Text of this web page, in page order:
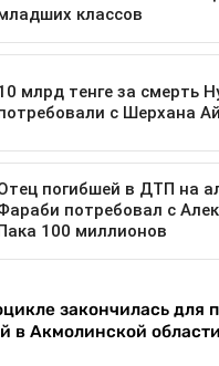
закончилась для
в Акмолинской области